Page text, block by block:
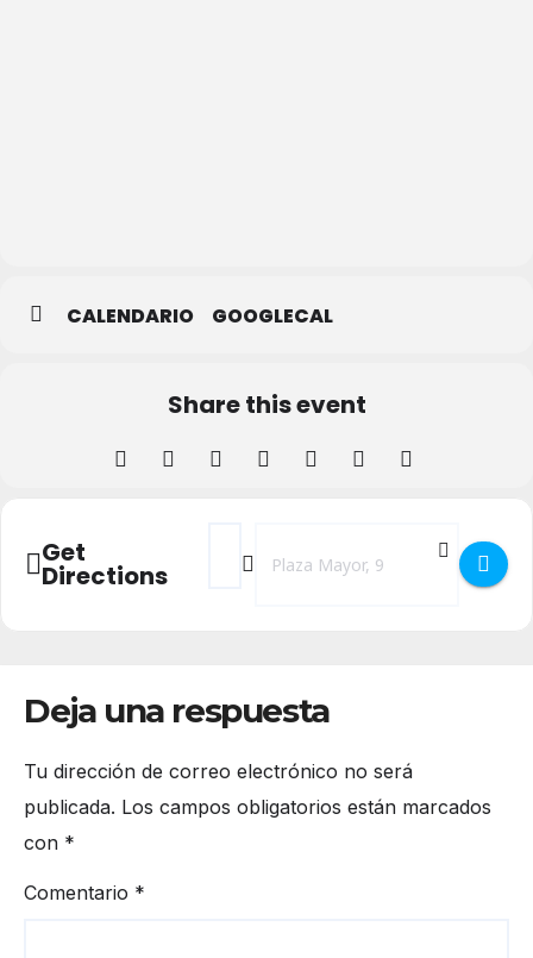
CALENDARIO GOOGLECAL
Share this event
Get
Directions
Address - 'El pañuelo de la abuela' de
Destination Address - 'El pañuelo
Deja una respuesta
Tu dirección de correo electrónico no será
publicada. Los campos obligatorios están marcados
con *
Comentario *